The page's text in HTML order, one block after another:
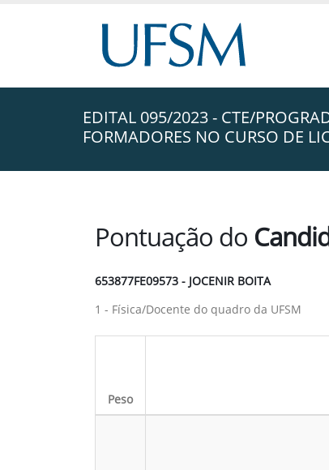
EDITAL 095/2023 - CTE/
FORMADORES NO CURSO DE
Pontuação do
653877FE09573 - JOCENIR BOITA
1 - Física/Docente do quadro da UFSM
Peso